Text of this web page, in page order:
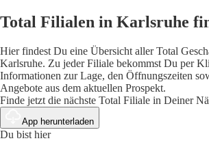
Total Filialen in Karlsruhe
Hier findest Du eine Übersicht aller Total
Karlsruhe. Zu jeder Filiale bekommst Du per
Informationen zur Lage, den Öffnungszeiten
Angebote aus dem aktuellen Prospekt.
Finde jetzt die nächste Total Filiale in Deiner
App herunterladen
Du bist hier